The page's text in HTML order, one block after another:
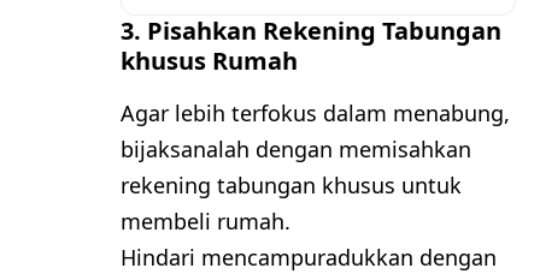
3. Pisahkan Rekening Tabungan
khusus Rumah
Agar lebih terfokus dalam menabung,
bijaksanalah dengan memisahkan
rekening tabungan khusus untuk
membeli rumah.
Hindari mencampuradukkan dengan